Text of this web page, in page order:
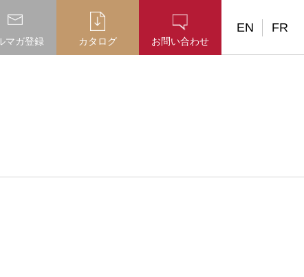
マガ登録 カタログ お問い合わせ
EN FR